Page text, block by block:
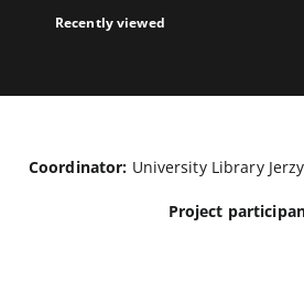
Recently viewed
Coordinator: University Library
Project